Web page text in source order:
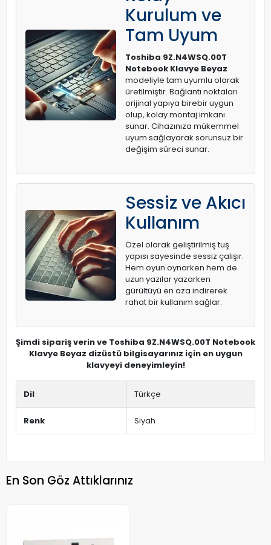
Kurulum ve
Tam Uyum
Toshiba 9Z.N4WSQ.00T
Notebook Klavye Beyaz
modeliyle tam uyumlu olarak
üretilmiştir. Bağlantı noktaları
orijinal yapıya birebir uygun
olup, kolay montaj imkanı
sunar. Cihazınıza mükemmel
uyum sağlayarak sorunsuz bir
değişim süreci sunar.
Sessiz ve Akıcı
Kullanım
Özel olarak geliştirilmiş tuş
yapısı sayesinde sessiz çalışır.
Hem oyun oynarken hem de
uzun yazılar yazarken
gürültüyü en aza indirerek
rahat bir kullanım sağlar.
Şimdi sipariş verin ve Toshiba 9Z.N4WSQ.00T Notebook
Klavye Beyaz dizüstü bilgisayarınız için en uygun
klavyeyi deneyimleyin!
Dil Türkçe
Renk Siyah
En Son Göz Attıklarınız